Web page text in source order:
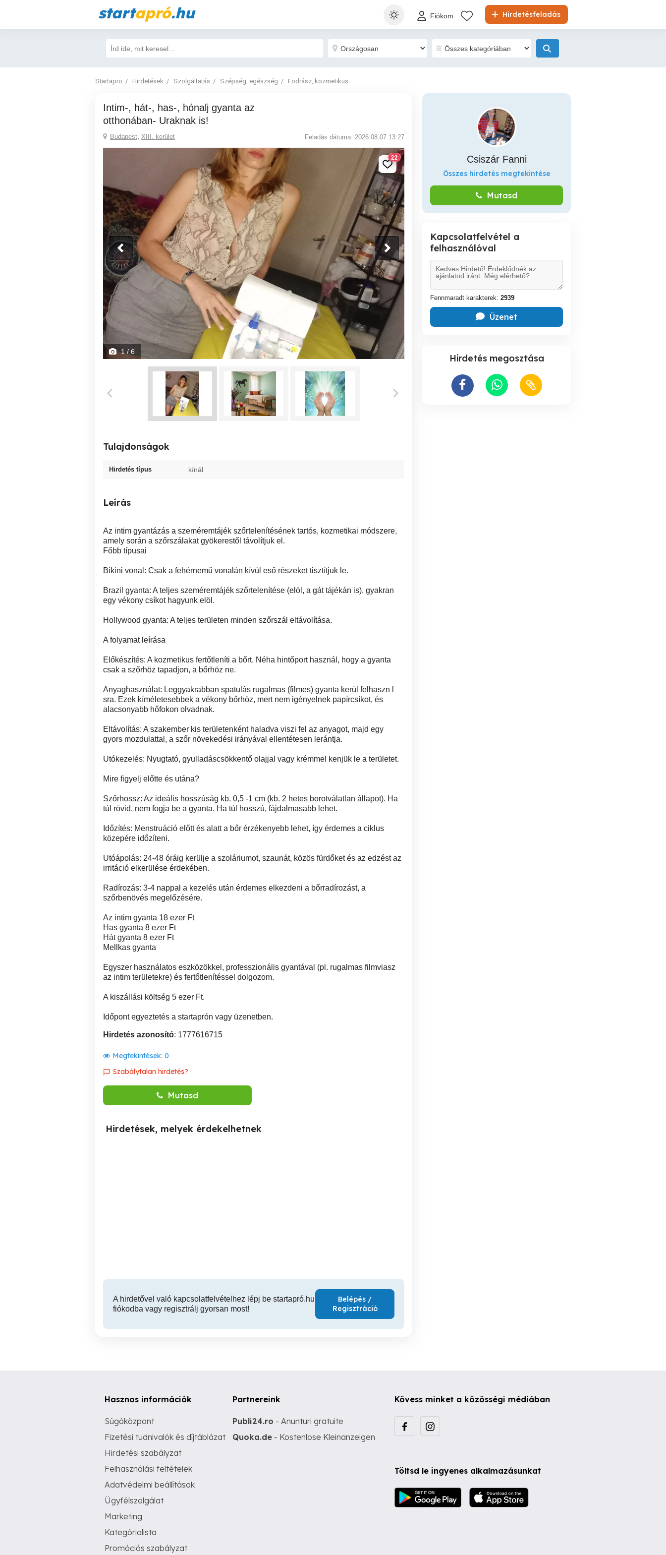
startapró.hu Hirdetésfeladás
Fiókom
Startapro Hirdetések Szolgáltatás Szépség, egészség Fodrász, kozmetikus
Intim-, hát-, has-, hónalj gyanta az
otthonában- Uraknak is!
Budapest, XIII. kerület Feladás dátuma: 2026.08.07 13:27
22
1/ 6
Tulajdonságok
Hirdetés típus kínál
Leírás
Az intim gyantázás a szeméremtájék szőrtelenítésének tartós, kozmetikai módszere,
amely során a szőrszálakat gyökerestől távolítjuk el.
Főbb típusai
Bikini vonal: Csak a fehérnemű vonalán kívül eső részeket tisztítjuk le.
Brazil gyanta: A teljes szeméremtájék szőrtelenítése (elöl, a gát tájékán is), gyakran
egy vékony csíkot hagyunk elöl.
Hollywood gyanta: A teljes területen minden szőrszál eltávolítása.
A folyamat leírása
Előkészítés: A kozmetikus fertőtleníti a bőrt. Néha hintőport használ, hogy a gyanta
csak a szőrhöz tapadjon, a bőrhöz ne.
Anyaghasználat: Leggyakrabban spatulás rugalmas (filmes) gyanta kerül felhaszn l
sra. Ezek kíméletesebbek a vékony bőrhöz, mert nem igényelnek papírcsíkot, és
alacsonyabb hőfokon olvadnak.
Eltávolítás: A szakember kis területenként haladva viszi fel az anyagot, majd egy
gyors mozdulattal, a szőr növekedési irányával ellentétesen lerántja.
Utókezelés: Nyugtató, gyulladáscsökkentő olajjal vagy krémmel kenjük le a területet.
Mire figyelj előtte és utána?
Szőrhossz: Az ideális hosszúság kb. 0,5 -1 cm (kb. 2 hetes borotválatlan állapot). Ha
túl rövid, nem fogja be a gyanta. Ha túl hosszú, fájdalmasabb lehet.
Időzítés: Menstruáció előtt és alatt a bőr érzékenyebb lehet, így érdemes a ciklus
közepére időzíteni.
Utóápolás: 24-48 óráig kerülje a szoláriumot, szaunát, közös fürdőket és az edzést az
irritáció elkerülése érdekében.
Radírozás: 3-4 nappal a kezelés után érdemes elkezdeni a bőrradírozást, a
szőrbenövés megelőzésére.
Az intim gyanta 18 ezer Ft
Has gyanta 8 ezer Ft
Hát gyanta 8 ezer Ft
Mellkas gyanta
Egyszer használatos eszközökkel, professzionális gyantával (pl. rugalmas filmviasz
az intim területekre) és fertőtlenítéssel dolgozom.
A kiszállási költség 5 ezer Ft.
Időpont egyeztetés a startaprón vagy üzenetben.
Hirdetés azonosító: 1777616715
Megtekintések: 0
Szabálytalan hirdetés?
Mutasd
Hirdetések, melyek érdekelhetnek
A hirdetővel való kapcsolatfelvételhez lépj be startapró.hu
fiókodba vagy regisztrálj gyorsan most!
Belépés /
Regisztráció
Csiszár Fanni
Összes hirdetés megtekintése
Mutasd
Kapcsolatfelvétel a
felhasználóval
Fennmaradt karakterek: 2939
Üzenet
Hirdetés megosztása
Hasznos információk
Súgóközpont
Fizetési tudnivalók és díjtáblázat
Hirdetési szabályzat
Felhasználási feltételek
Adatvédelmi beállítások
Ügyfélszolgálat
Marketing
Kategórialista
Promóciós szabályzat
Partnereink
Publi24.ro - Anunturi gratuite
Quoka.de - Kostenlose Kleinanzeigen
Kövess minket a közösségi médiában
Töltsd le ingyenes alkalmazásunkat